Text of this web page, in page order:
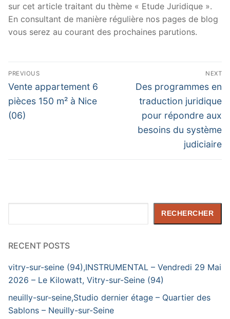
sur cet article traitant du thème « Etude Juridique ».
En consultant de manière régulière nos pages de blog
vous serez au courant des prochaines parutions.
Navigation
de
l’article
PREVIOUS
Previous
post:
Vente appartement 6
pièces 150 m² à Nice
(06)
NEXT
Next
post:
Des programmes en
traduction juridique
pour répondre aux
besoins du système
judiciaire
RECHERCHER
RECENT POSTS
vitry-sur-seine (94),INSTRUMENTAL – Vendredi 29 Mai
2026 – Le Kilowatt, Vitry-sur-Seine (94)
neuilly-sur-seine,Studio dernier étage – Quartier des
Sablons – Neuilly-sur-Seine